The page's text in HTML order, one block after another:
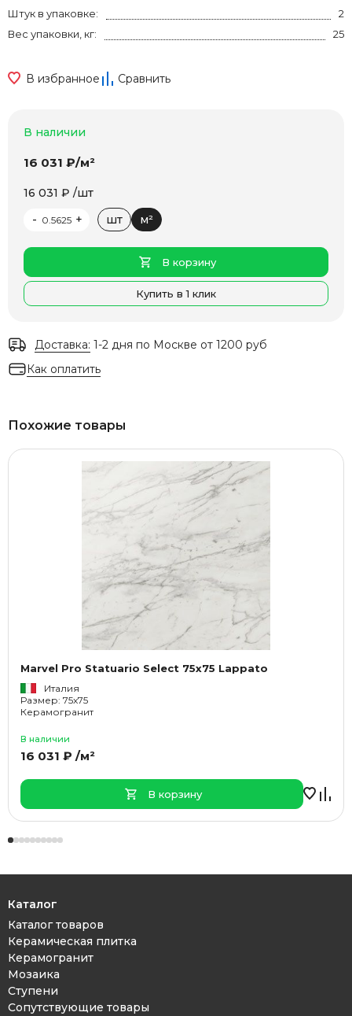
Штук в упаковке:
2
Вес упаковки, кг:
25
В избранное Сравнить
В наличии
16 031 ₽/м²
16 031 ₽ /шт
-
+ шт м²
В корзину
Купить в 1 клик
Доставка: 1-2 дня по Москве от 1200 руб
Как оплатить
Похожие товары
Marvel Pro Statuario Select 75x75 Lappato
Италия
Размер: 75x75
Керамогранит
В наличии
16 031 ₽ /м²
В корзину
Каталог
Каталог товаров
Керамическая плитка
Керамогранит
Мозаика
Ступени
Сопутствующие товары